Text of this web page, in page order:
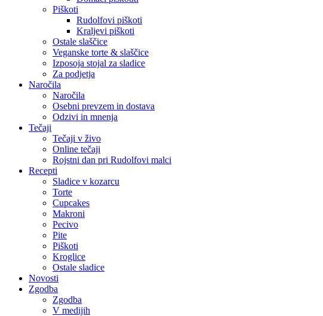
Piškoti
Rudolfovi piškoti
Kraljevi piškoti
Ostale slaščice
Veganske torte & slaščice
Izposoja stojal za sladice
Za podjetja
Naročila
Naročila
Osebni prevzem in dostava
Odzivi in mnenja
Tečaji
Tečaji v živo
Online tečaji
Rojstni dan pri Rudolfovi malci
Recepti
Sladice v kozarcu
Torte
Cupcakes
Makroni
Pecivo
Pite
Piškoti
Kroglice
Ostale sladice
Novosti
Zgodba
Zgodba
V medijih